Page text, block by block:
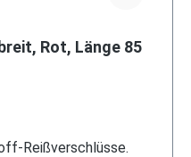
Rot, Länge 85
Reißverschlüsse.